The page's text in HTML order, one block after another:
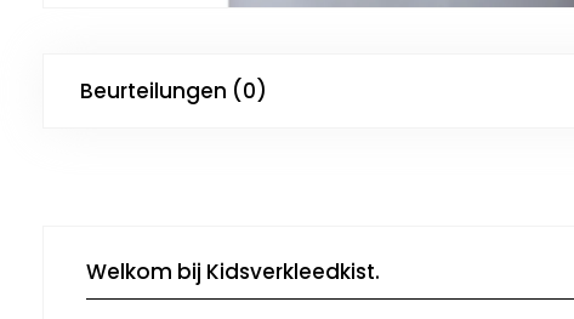
Beurteilungen (0)
Welkom bij Kidsverkleedkist.